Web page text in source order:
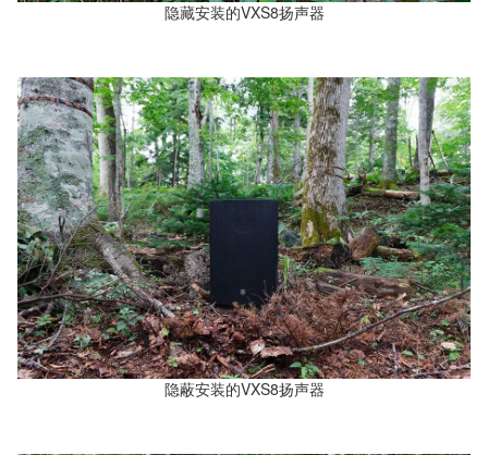
隐藏安装的VXS8扬声器
隐蔽安装的VXS8扬声器